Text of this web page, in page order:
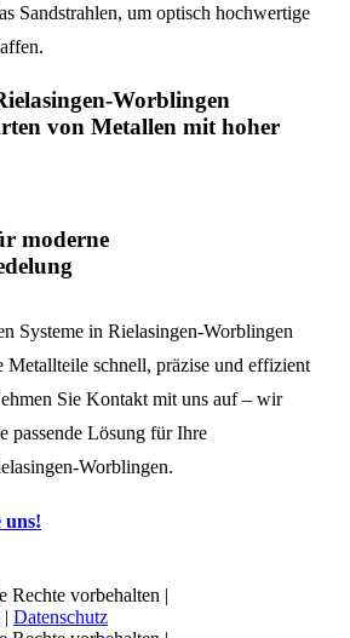
Sandstrahlen, um optisch hochwertige
Worblingen
von Metallen mit hoher
moderne
Systeme in Rielasingen-Worblingen
Metallteile schnell, präzise und effizient
Sie Kontakt mit uns auf – wir
passende Lösung für Ihre
Worblingen.
vorbehalten |
| Datenschutz